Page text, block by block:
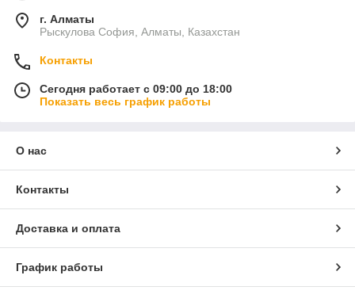
г. Алматы
Рыскулова София, Алматы, Казахстан
Контакты
Сегодня работает с 09:00 до 18:00
Показать весь график работы
О нас
Контакты
Доставка и оплата
График работы